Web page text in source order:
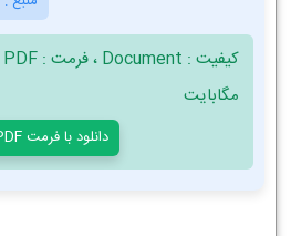
مگابایت
دانلود با فرمت PDF, با حجم :3.44 مگابایت